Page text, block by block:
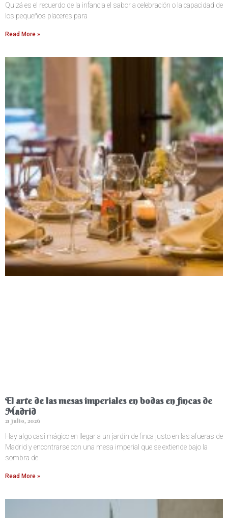
Quizá es el recuerdo de la infancia el sabor a celebración o la capacidad de
los pequeños placeres para
Read More »
El arte de las mesas imperiales en bodas en fincas de
Madrid
21 julio, 2026
Hay algo casi mágico en llegar a un jardín de finca justo en las afueras de
Madrid y encontrarse con una mesa imperial que se extiende bajo la
sombra de
Read More »